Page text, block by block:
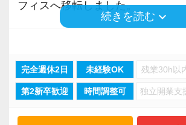
寄り添うことです。
当法人では国際税務による通関や
転、企業の合併・吸収（M＆A）
フィスへ移転しました。
A・国際税務と多岐にわたる経営
ています。
続きを読む keyboard_arrow_down
完全週休2日 未経験OK 残業30h以
第2新卒歓迎 時間調整可 独立開業支